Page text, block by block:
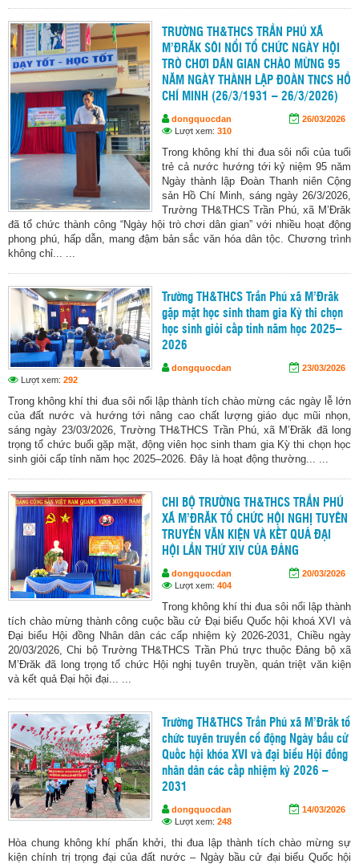
TRƯỜNG TH&THCS TRẦN PHÚ XÃ
M’ĐRĂK SÔI NỔI TỔ CHỨC NGÀY HỘI
TRÒ CHƠI DÂN GIAN CHÀO MỪNG 95
NĂM NGÀY THÀNH LẬP ĐOÀN TNCS HỒ
CHÍ MINH (26/3/1931 – 26/3/2026)
dongquocdan
26/03/2026
Lượt xem: 310
Trong không khí thi đua sôi nổi của tuổi
trẻ cả nước hướng tới kỷ niệm 95 năm
Ngày thành lập Đoàn Thanh niên Cộng
sản Hồ Chí Minh, sáng ngày 26/3/2026,
Trường TH&THCS Trần Phú, xã M’Đrăk
đã tổ chức thành công “Ngày hội trò chơi dân gian” với nhiều hoạt động
phong phú, hấp dẫn, mang đậm bản sắc văn hóa dân tộc. Chương trình
không chỉ... ...
Trường TH&THCS Trần Phú xã M’Đrăk
gặp mặt học sinh tham gia Kỳ thi chọn
học sinh giỏi cấp tỉnh năm học 2025–
2026
dongquocdan
23/03/2026
Lượt xem: 292
Trong không khí thi đua sôi nổi lập thành tích chào mừng các ngày lễ lớn
của đất nước và hướng tới nâng cao chất lượng giáo dục mũi nhọn,
sáng ngày 23/03/2026, Trường TH&THCS Trần Phú, xã M’Đrăk đã long
trọng tổ chức buổi gặp mặt, động viên học sinh tham gia Kỳ thi chọn học
sinh giỏi cấp tỉnh năm học 2025–2026. Đây là hoạt động thường... ...
CHI BỘ TRƯỜNG TH&THCS TRẦN PHÚ
XÃ M’ĐRĂK TỔ CHỨC HỘI NGHỊ TUYÊN
TRUYỀN VĂN KIỆN VÀ KẾT QUẢ ĐẠI
HỘI LẦN THỨ XIV CỦA ĐẢNG
dongquocdan
20/03/2026
Lượt xem: 404
Trong không khí thi đua sôi nổi lập thành
tích chào mừng thành công cuộc bầu cử Đại biểu Quốc hội khoá XVI và
Đại biểu Hội đồng Nhân dân các cấp nhiệm kỳ 2026-2031, Chiều ngày
20/03/2026, Chi bộ Trường TH&THCS Trần Phú trực thuộc Đảng bộ xã
M’Đrăk đã long trọng tổ chức Hội nghị tuyên truyền, quán triệt văn kiện
và kết quả Đại hội đại... ...
Trường TH&THCS Trần Phú xã M’Đrăk tổ
chức tuyên truyền cổ động Ngày bầu cử
Quốc hội khóa XVI và đại biểu Hội đồng
nhân dân các cấp nhiệm kỳ 2026 –
2031
dongquocdan
14/03/2026
Lượt xem: 248
Hòa chung không khí phấn khởi, thi đua lập thành tích chào mừng sự
kiện chính trị trọng đại của đất nước – Ngày bầu cử đại biểu Quốc hội